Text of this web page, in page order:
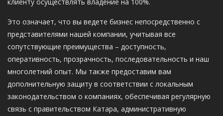
Это означает, что вы ведете бизнес непосредственно с
представителями нашей компании, учитывая все
сопутствующие преимущества – доступность,
оперативность, прозрачность, последовательность и наш
многолетний опыт. Мы также предоставим вам
дополнительную защиту в соответствии с локальным
законодательством о компаниях, обеспечивая регулярную
связь с правительством Катара, административную